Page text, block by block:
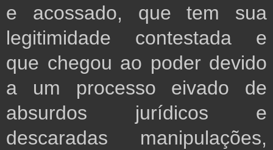
e acossado, que tem sua
legitimidade contestada e
que chegou ao poder devido
a um processo eivado de
absurdos jurídicos e
descaradas manipulações,